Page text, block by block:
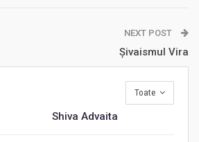
NEXT POST
Şivaismul Vira
Toate
Shiva Advaita